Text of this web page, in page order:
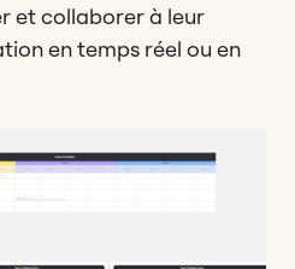
et collaborer à leur
en temps réel ou en